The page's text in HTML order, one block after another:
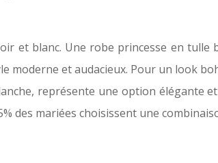
et blanc. Une robe princesse en
moderne et audacieux. Pour un look
représente une option élégante
des mariées choisissent une